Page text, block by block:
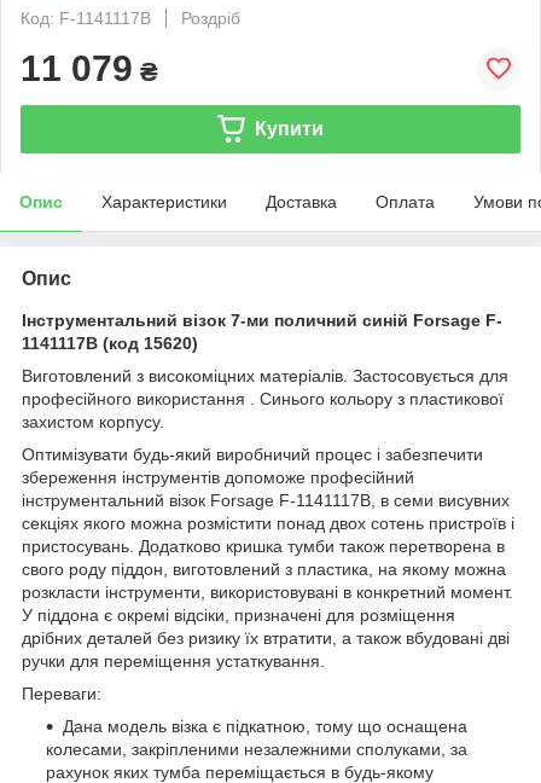
Код: F-1141117B
Роздріб
11 079 ₴
Купити
Опис Характеристики Доставка Оплата Умови
Опис
Інструментальний візок 7-ми поличний синій Forsage F-
1141117B (код 15620)
Виготовлений з високоміцних матеріалів. Застосовується для
професійного використання . Синього кольору з пластикової
захистом корпусу.
Оптимізувати будь-який виробничий процес і забезпечити
збереження інструментів допоможе професійний
інструментальний візок Forsage F-1141117B, в семи висувних
секціях якого можна розмістити понад двох сотень пристроїв і
пристосувань. Додатково кришка тумби також перетворена в
свого роду піддон, виготовлений з пластика, на якому можна
розкласти інструменти, використовувані в конкретний момент.
У піддона є окремі відсіки, призначені для розміщення
дрібних деталей без ризику їх втратити, а також вбудовані дві
ручки для переміщення устаткування.
Переваги:
Дана модель візка є підкатною, тому що оснащена
колесами, закріпленими незалежними сполуками, за
рахунок яких тумба переміщається в будь-якому